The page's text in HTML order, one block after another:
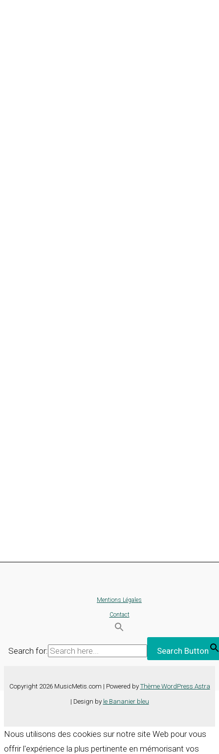
Mentions Légales
Contact
Search for: Search Button
Copyright 2026 MusicMetis.com | Powered by Thème WordPress Astra
| Design by le Bananier bleu
Nous utilisons des cookies sur notre site Web pour vous
offrir l'expérience la plus pertinente en mémorisant vos